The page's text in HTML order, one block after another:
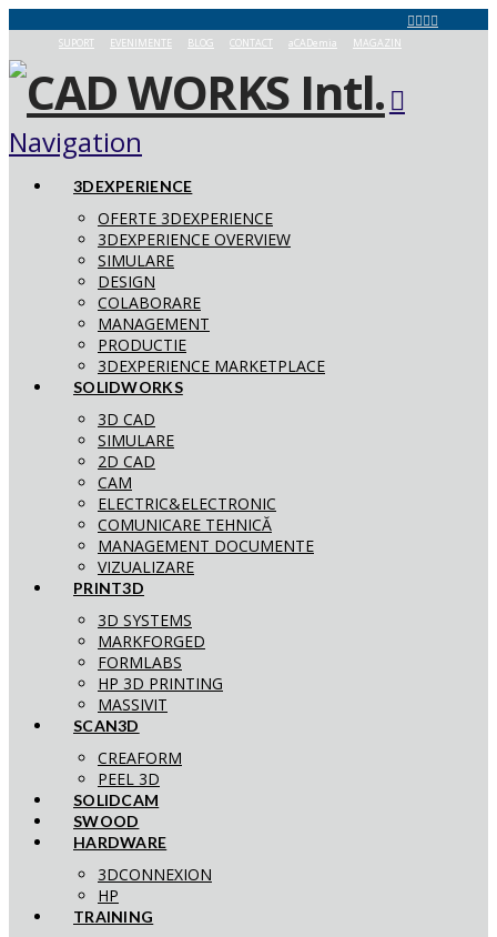
SUPORT EVENIMENTE BLOG CONTACT aCADemia MAGAZIN
Navigation
3DEXPERIENCE
OFERTE 3DEXPERIENCE
3DEXPERIENCE OVERVIEW
SIMULARE
DESIGN
COLABORARE
MANAGEMENT
PRODUCTIE
3DEXPERIENCE MARKETPLACE
SOLIDWORKS
3D CAD
SIMULARE
2D CAD
CAM
ELECTRIC&ELECTRONIC
COMUNICARE TEHNICĂ
MANAGEMENT DOCUMENTE
VIZUALIZARE
PRINT3D
3D SYSTEMS
MARKFORGED
FORMLABS
HP 3D PRINTING
MASSIVIT
SCAN3D
CREAFORM
PEEL 3D
SOLIDCAM
SWOOD
HARDWARE
3DCONNEXION
HP
TRAINING